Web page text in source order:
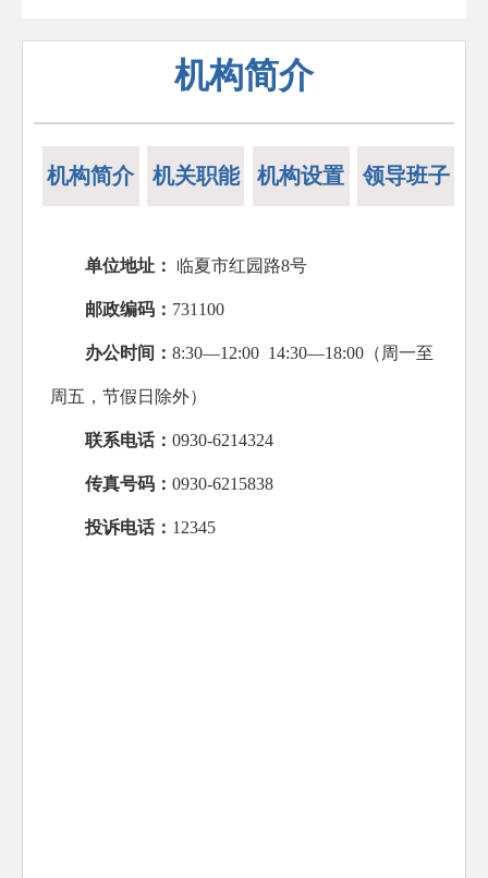
机构简介
机构简介 机关职能 机构设置 领导班子
单位地址： 临夏市红园路8号
邮政编码： 731100
办公时间： 8:30—12:00 14:30—18:00（周一至
周五，节假日除外）
联系电话： 0930-6214324
传真号码： 0930-6215838
投诉电话： 12345